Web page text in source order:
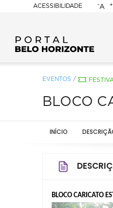
ACESSIBILIDADE
BELO
-A +
EVENTOS /
BLOCO
INÍCIO
BLOCO CARICATO